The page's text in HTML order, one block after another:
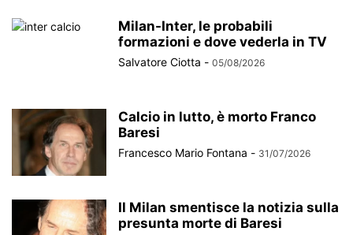
Milan-Inter, le probabili
formazioni e dove vederla in TV
Salvatore Ciotta - 05/08/2026
Calcio in lutto, è morto Franco
Baresi
Francesco Mario Fontana - 31/07/2026
Il Milan smentisce la notizia sulla
presunta morte di Baresi